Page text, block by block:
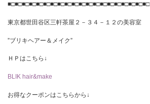
■□■□■□■□■□■□■□■□■□■□■□■□■□■□■□■□■□■□■□■□
東京都世田谷区三軒茶屋２－３４－１２の美容室
”ブリキヘアー＆メイク”
ＨＰはこちら↓
BLIK hair&make
お得なクーポンはこちらから↓